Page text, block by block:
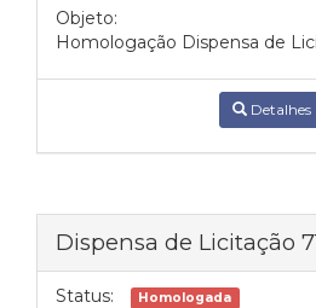
Objeto:
Homologação Dispensa de
Detalhes
Dispensa de Licitação
Status: Homologada